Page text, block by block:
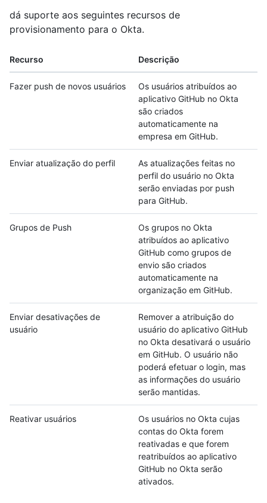
dá suporte aos seguintes recursos de
provisionamento para o Okta.
Recurso Descrição
Fazer push de novos usuários
Os usuários atribuídos ao
aplicativo GitHub no Okta
são criados
automaticamente na
empresa em GitHub.
Enviar atualização do perfil
As atualizações feitas no
perfil do usuário no Okta
serão enviadas por push
para GitHub.
Grupos de Push
Os grupos no Okta
atribuídos ao aplicativo
GitHub como grupos de
envio são criados
automaticamente na
organização em GitHub.
Enviar desativações de
usuário
Remover a atribuição do
usuário do aplicativo GitHub
no Okta desativará o usuário
em GitHub. O usuário não
poderá efetuar o login, mas
as informações do usuário
serão mantidas.
Reativar usuários
Os usuários no Okta cujas
contas do Okta forem
reativadas e que forem
reatribuídos ao aplicativo
GitHub no Okta serão
ativados.